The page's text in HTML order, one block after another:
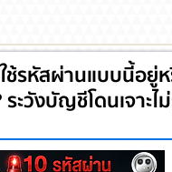
ช้รหัสผ่านแบบนี้อยู่
ระวังบัญชีโดนเจาะไ